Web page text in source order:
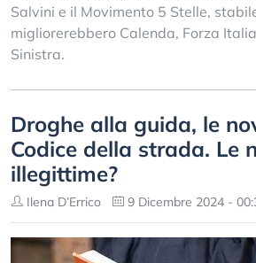
Salvini e il Movimento 5 Stelle,
migliorerebbero Calenda, Forza
Sinistra.
Droghe alla guida, le
Codice della strada. Le
illegittime?
Ilena D’Errico 9 Dicembre 2024 -